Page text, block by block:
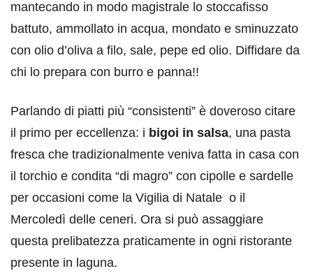
mantecando in modo magistrale lo stoccafisso
battuto, ammollato in acqua, mondato e sminuzzato
con olio d’oliva a filo, sale, pepe ed olio. Diffidare da
chi lo prepara con burro e panna!!
Parlando di piatti più “consistenti” è doveroso citare
il primo per eccellenza: i bigoi in salsa, una pasta
fresca che tradizionalmente veniva fatta in casa con
il torchio e condita “di magro” con cipolle e sardelle
per occasioni come la Vigilia di Natale o il
Mercoledì delle ceneri. Ora si può assaggiare
questa prelibatezza praticamente in ogni ristorante
presente in laguna.